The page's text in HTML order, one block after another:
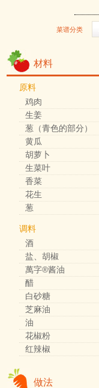
菜谱分类
材料
原料
鸡肉
生姜
葱（青色的部分）
黄瓜
胡萝卜
生菜叶
香菜
花生
葱
调料
酒
盐、胡椒
萬字®酱油
醋
白砂糖
芝麻油
油
花椒粉
红辣椒
做法